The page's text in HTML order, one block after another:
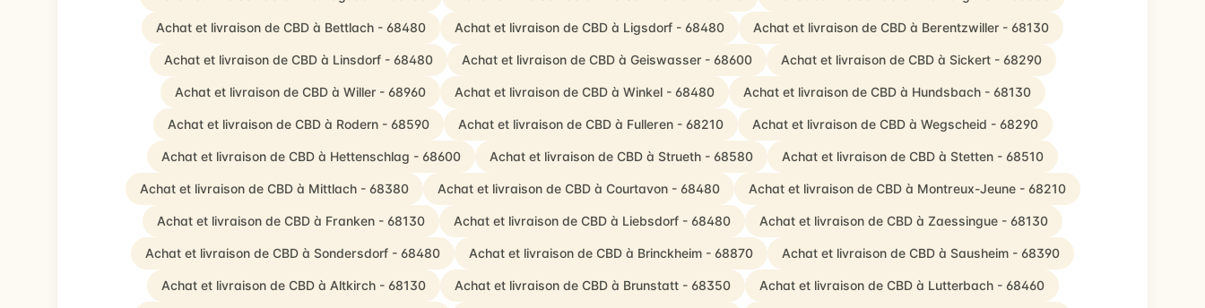
Achat et livraison de CBD à Bettlach - 68480 Achat et livraison de CBD à Ligsdorf - 68480 Achat et livraison de CBD à Berentzwiller - 68130
Achat et livraison de CBD à Linsdorf - 68480 Achat et livraison de CBD à Geiswasser - 68600 Achat et livraison de CBD à Sickert - 68290
Achat et livraison de CBD à Willer - 68960 Achat et livraison de CBD à Winkel - 68480 Achat et livraison de CBD à Hundsbach - 68130
Achat et livraison de CBD à Rodern - 68590 Achat et livraison de CBD à Fulleren - 68210 Achat et livraison de CBD à Wegscheid - 68290
Achat et livraison de CBD à Hettenschlag - 68600 Achat et livraison de CBD à Strueth - 68580 Achat et livraison de CBD à Stetten - 68510
Achat et livraison de CBD à Mittlach - 68380 Achat et livraison de CBD à Courtavon - 68480 Achat et livraison de CBD à Montreux-Jeune - 68210
Achat et livraison de CBD à Franken - 68130 Achat et livraison de CBD à Liebsdorf - 68480 Achat et livraison de CBD à Zaessingue - 68130
Achat et livraison de CBD à Sondersdorf - 68480 Achat et livraison de CBD à Brinckheim - 68870 Achat et livraison de CBD à Sausheim - 68390
Achat et livraison de CBD à Altkirch - 68130 Achat et livraison de CBD à Brunstatt - 68350 Achat et livraison de CBD à Lutterbach - 68460